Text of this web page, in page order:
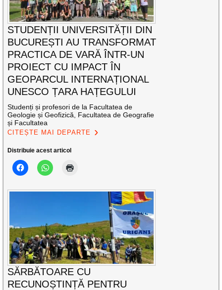
STUDENȚII UNIVERSITĂȚII DIN
BUCUREȘTI AU TRANSFORMAT
PRACTICA DE VARĂ ÎNTR-UN
PROIECT CU IMPACT ÎN
GEOPARCUL INTERNAȚIONAL
UNESCO ȚARA HAȚEGULUI
Studenți și profesori de la Facultatea de
Geologie și Geofizică, Facultatea de Geografie
și Facultatea
CITEȘTE MAI DEPARTE
Distribuie acest articol
SĂRBĂTOARE CU
RECUNOȘTINȚĂ PENTRU